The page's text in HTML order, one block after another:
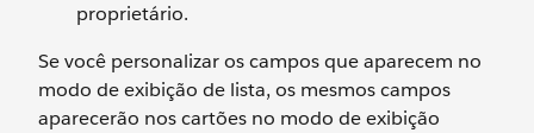
proprietário.
Se você personalizar os campos que aparecem no
modo de exibição de lista, os mesmos campos
aparecerão nos cartões no modo de exibição